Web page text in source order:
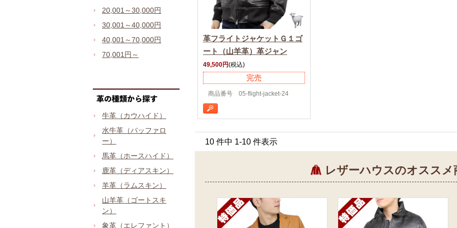
20,001～30,000円
30,001～40,000円
40,001～70,000円
70,001円～
牛革（カウハイド）
水牛革（バッファロ
ー）
馬革（ホースハイド）
鹿革（ディアスキン）
羊革（ラムスキン）
山羊革（ゴートスキ
ン）
象革（エレファント）
革フライトジャケットＧ１ゴ
ート（山羊革）革ジャン
49,500円(税込)
完売
商品番号 05-flight-jacket-24
10 件中 1-10 件表示
レザーハウスのオススメ